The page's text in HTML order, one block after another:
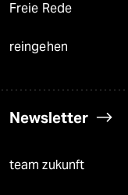
Freie Rede
reingehen
Newsletter
team zukunft